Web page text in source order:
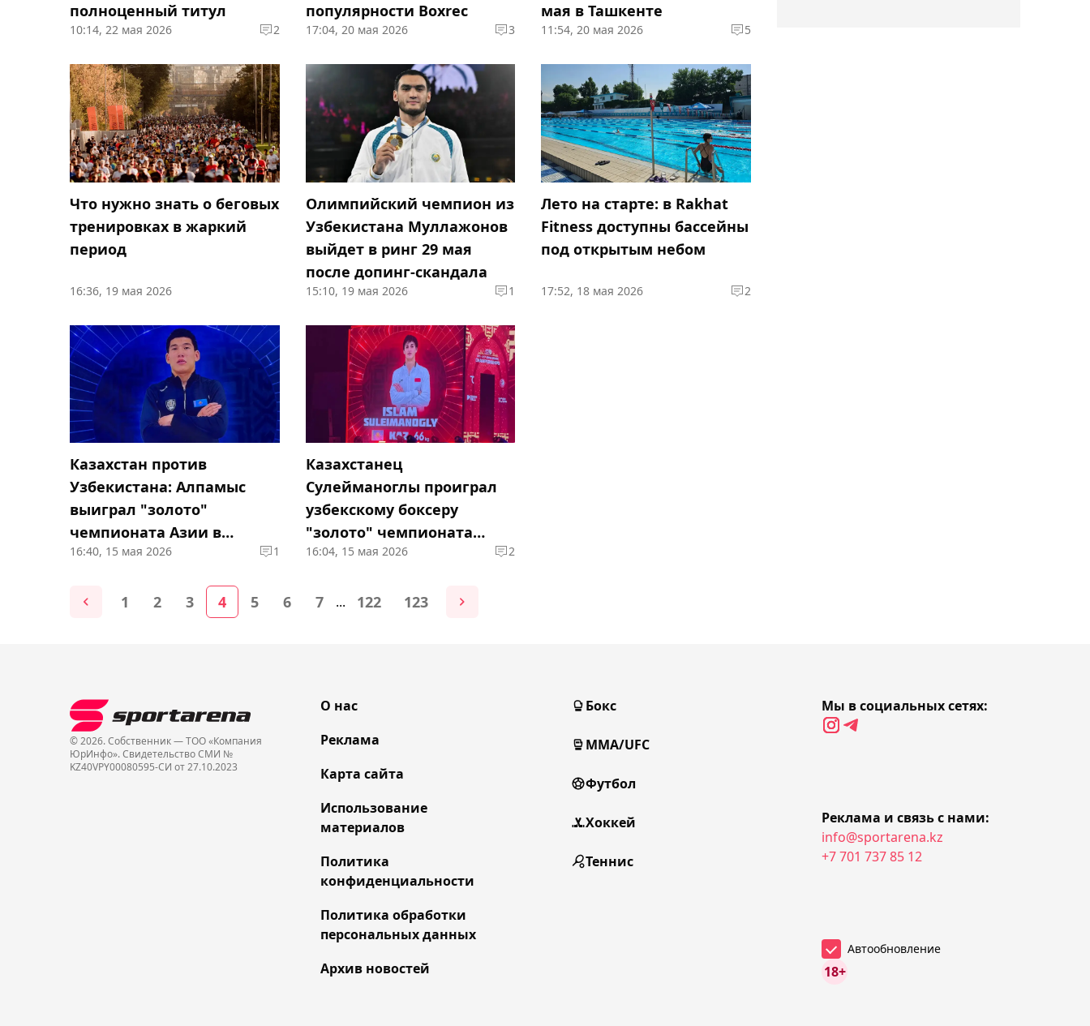
полноценный титул
10:14, 22 мая 2026 2
популярности Boxrec
17:04, 20 мая 2026 3
мая в Ташкенте
11:54, 20 мая 2026 5
Что нужно знать о беговых
тренировках в жаркий
период
16:36, 19 мая 2026
Олимпийский чемпион из
Узбекистана Муллажонов
выйдет в ринг 29 мая
после допинг-скандала
15:10, 19 мая 2026 1
Лето на старте: в Rakhat
Fitness доступны бассейны
под открытым небом
17:52, 18 мая 2026 2
Казахстан против
Узбекистана: Алпамыс
выиграл "золото"
чемпионата Азии в
Ташкенте
16:40, 15 мая 2026 1
Казахстанец
Сулейманоглы проиграл
узбекскому боксеру
"золото" чемпионата
Азии в Ташкенте
16:04, 15 мая 2026 2
1 2 3 4 5 6 7 ... 122 123
Жомарту Токаеву из-за
угрозы закрытия клуба
Бландизи может
продолжить карьеру в
Норвежская футбольная
ассоциация требует
немедленной отставки
© 2026. Собственник — ТОО «Компания
ЮрИнфо». Cвидетельство СМИ №
KZ40VPY00080595-СИ от 27.10.2023
О нас
Реклама
Карта сайта
Использование
материалов
Политика
конфиденциальности
Политика обработки
персональных данных
Архив новостей
Бокс
MMA/UFC
Футбол
Хоккей
Теннис
Мы в социальных сетях:
Реклама и связь с нами:
info@sportarena.kz
+7 701 737 85 12
Автообновление
18+